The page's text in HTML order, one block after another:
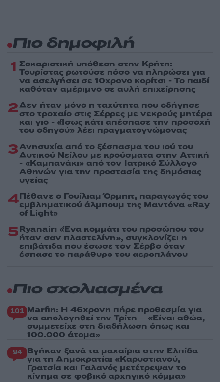
Πιο δημοφιλή
1 Σοκαριστική υπόθεση στην Κρήτη:
Τουρίστας ρωτούσε πόσο να πληρώσει για
να ασελγήσει σε 10χρονο κορίτσι - Το παιδί
καθόταν αμέριμνο σε αυλή επιχείρησης
2Δεν ήταν μόνο η ταχύτητα που οδήγησε
στο τροχαίο στις Σέρρες με νεκρούς μητέρα
και γιο - «Ίσως κάτι απέσπασε την προσοχή
του οδηγού» λέει πραγματογνώμονας
3Ανησυχία από το ξέσπασμα του ιού του
Δυτικού Νείλου με κρούσματα στην Αττική
- «Καμπανάκι» από τον Ιατρικό Σύλλογο
Αθηνών για την προστασία της δημόσιας
υγείας
4Πέθανε ο Γουίλιαμ Όρμπιτ, παραγωγός του
εμβληματικού άλμπουμ της Μαντόνα «Ray
of Light»
5Ryanair: «Ένα κομμάτι του προσώπου του
ήταν σαν πλαστελίνη», συγκλονίζει η
επιβάτιδα που έσωσε τον Σέρβο όταν
έσπασε το παράθυρο του αεροπλάνου
Πιο σχολιασμένα
101 Marfin: Η 46χρονη πήρε προθεσμία για
να απολογηθεί την Τρίτη – «Είναι αθώα,
συμμετείχε στη διαδήλωση όπως και
100.000 άτομα»
94 Βγήκαν ξανά τα μαχαίρια στην Ελπίδα
για τη Δημοκρατία: «Καρυστιανού,
Γρατσία και Γαλανός μετέτρεψαν το
κίνημα σε φοβικό αρχηγικό κόμμα»